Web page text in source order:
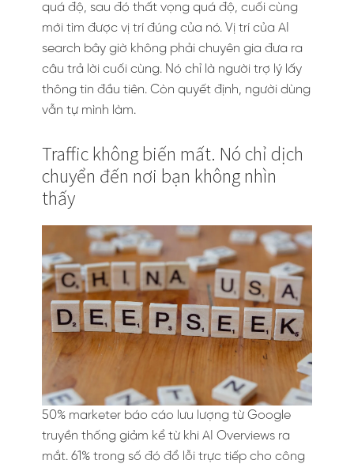
quá độ, sau đó thất vọng quá độ, cuối cùng
mới tìm được vị trí đúng của nó. Vị trí của AI
search bây giờ không phải chuyên gia đưa ra
câu trả lời cuối cùng. Nó chỉ là người trợ lý lấy
thông tin đầu tiên. Còn quyết định, người dùng
vẫn tự mình làm.
Traffic không biến mất. Nó chỉ dịch
chuyển đến nơi bạn không nhìn
thấy
50% marketer báo cáo lưu lượng từ Google
truyền thống giảm kể từ khi AI Overviews ra
mắt. 61% trong số đó đổ lỗi trực tiếp cho công